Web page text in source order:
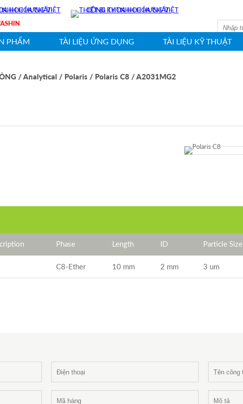
PHẨM TÀI LIỆU ỨNG DỤNG TÀI LIỆU KỸ THUẬT
/ Analytical / Polaris / Polaris C8 / A2031MG2
Phase Length ID Particle Size
C8-Ether 10 mm 2 mm 3 um